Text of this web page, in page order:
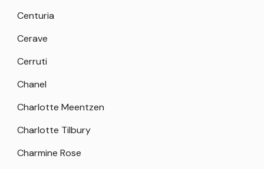
Centuria
Cerave
Cerruti
Chanel
Charlotte Meentzen
Charlotte Tilbury
Charmine Rose